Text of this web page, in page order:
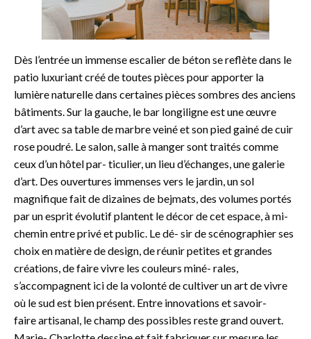
Dès l’entrée un immense escalier de béton se reflète dans le
patio luxuriant créé de toutes pièces pour apporter la
lumière naturelle dans certaines pièces sombres des anciens
bâtiments. Sur la gauche, le bar longiligne est une œuvre
d’art avec sa table de marbre veiné et son pied gainé de cuir
rose poudré. Le salon, salle à manger sont traités comme
ceux d’un hôtel par- ticulier, un lieu d’échanges, une galerie
d’art. Des ouvertures immenses vers le jardin, un sol
magnifique fait de dizaines de bejmats, des volumes portés
par un esprit évolutif plantent le décor de cet espace, à mi-
chemin entre privé et public. Le dé- sir de scénographier ses
choix en matière de design, de réunir petites et grandes
créations, de faire vivre les couleurs miné- rales,
s’accompagnent ici de la volonté de cultiver un art de vivre
où le sud est bien présent. Entre innovations et savoir-
faire artisanal, le champ des possibles reste grand ouvert.